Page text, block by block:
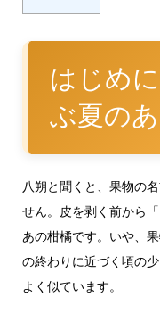
はじめ
ぶ夏の
八朔と聞くと、果物の
せん。皮を剥く前から
あの柑橘です。いや、
の終わりに近づく頃の
よく似ています。